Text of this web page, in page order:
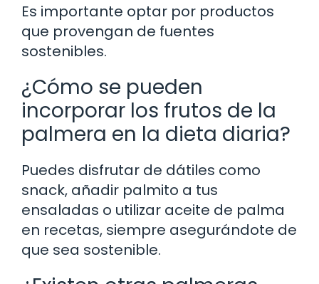
Es importante optar por productos
que provengan de fuentes
sostenibles.
¿Cómo se pueden
incorporar los frutos de la
palmera en la dieta diaria?
Puedes disfrutar de dátiles como
snack, añadir palmito a tus
ensaladas o utilizar aceite de palma
en recetas, siempre asegurándote de
que sea sostenible.